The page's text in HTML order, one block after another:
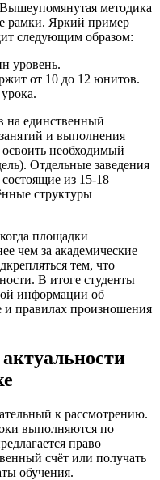
методика
рамки. Яркий пример
следующим образом:
уровень.
от 10 до 12 юнитов.
на единственный
и выполнения
необходимый
Отдельные заведения
из 15-18
структуры
площадки
чем за академические
тем, что
В итоге студенты
информации об
и правилах произношения
к рассмотрению.
выполняются по
право
счёт или получать
обучения.